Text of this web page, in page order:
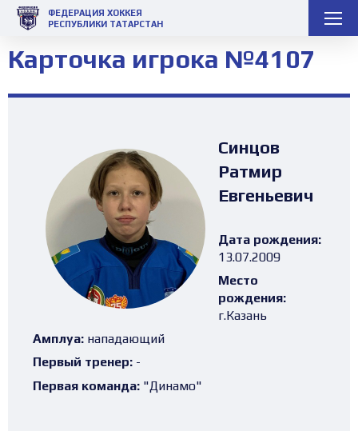
ФЕДЕРАЦИЯ ХОККЕЯ
РЕСПУБЛИКИ ТАТАРСТАН
Карточка игрока №4107
Синцов
Ратмир
Евгеньевич
Дата рождения:
13.07.2009
Место
рождения:
г.Казань
Амплуа: нападающий
Первый тренер: -
Первая команда: "Динамо"